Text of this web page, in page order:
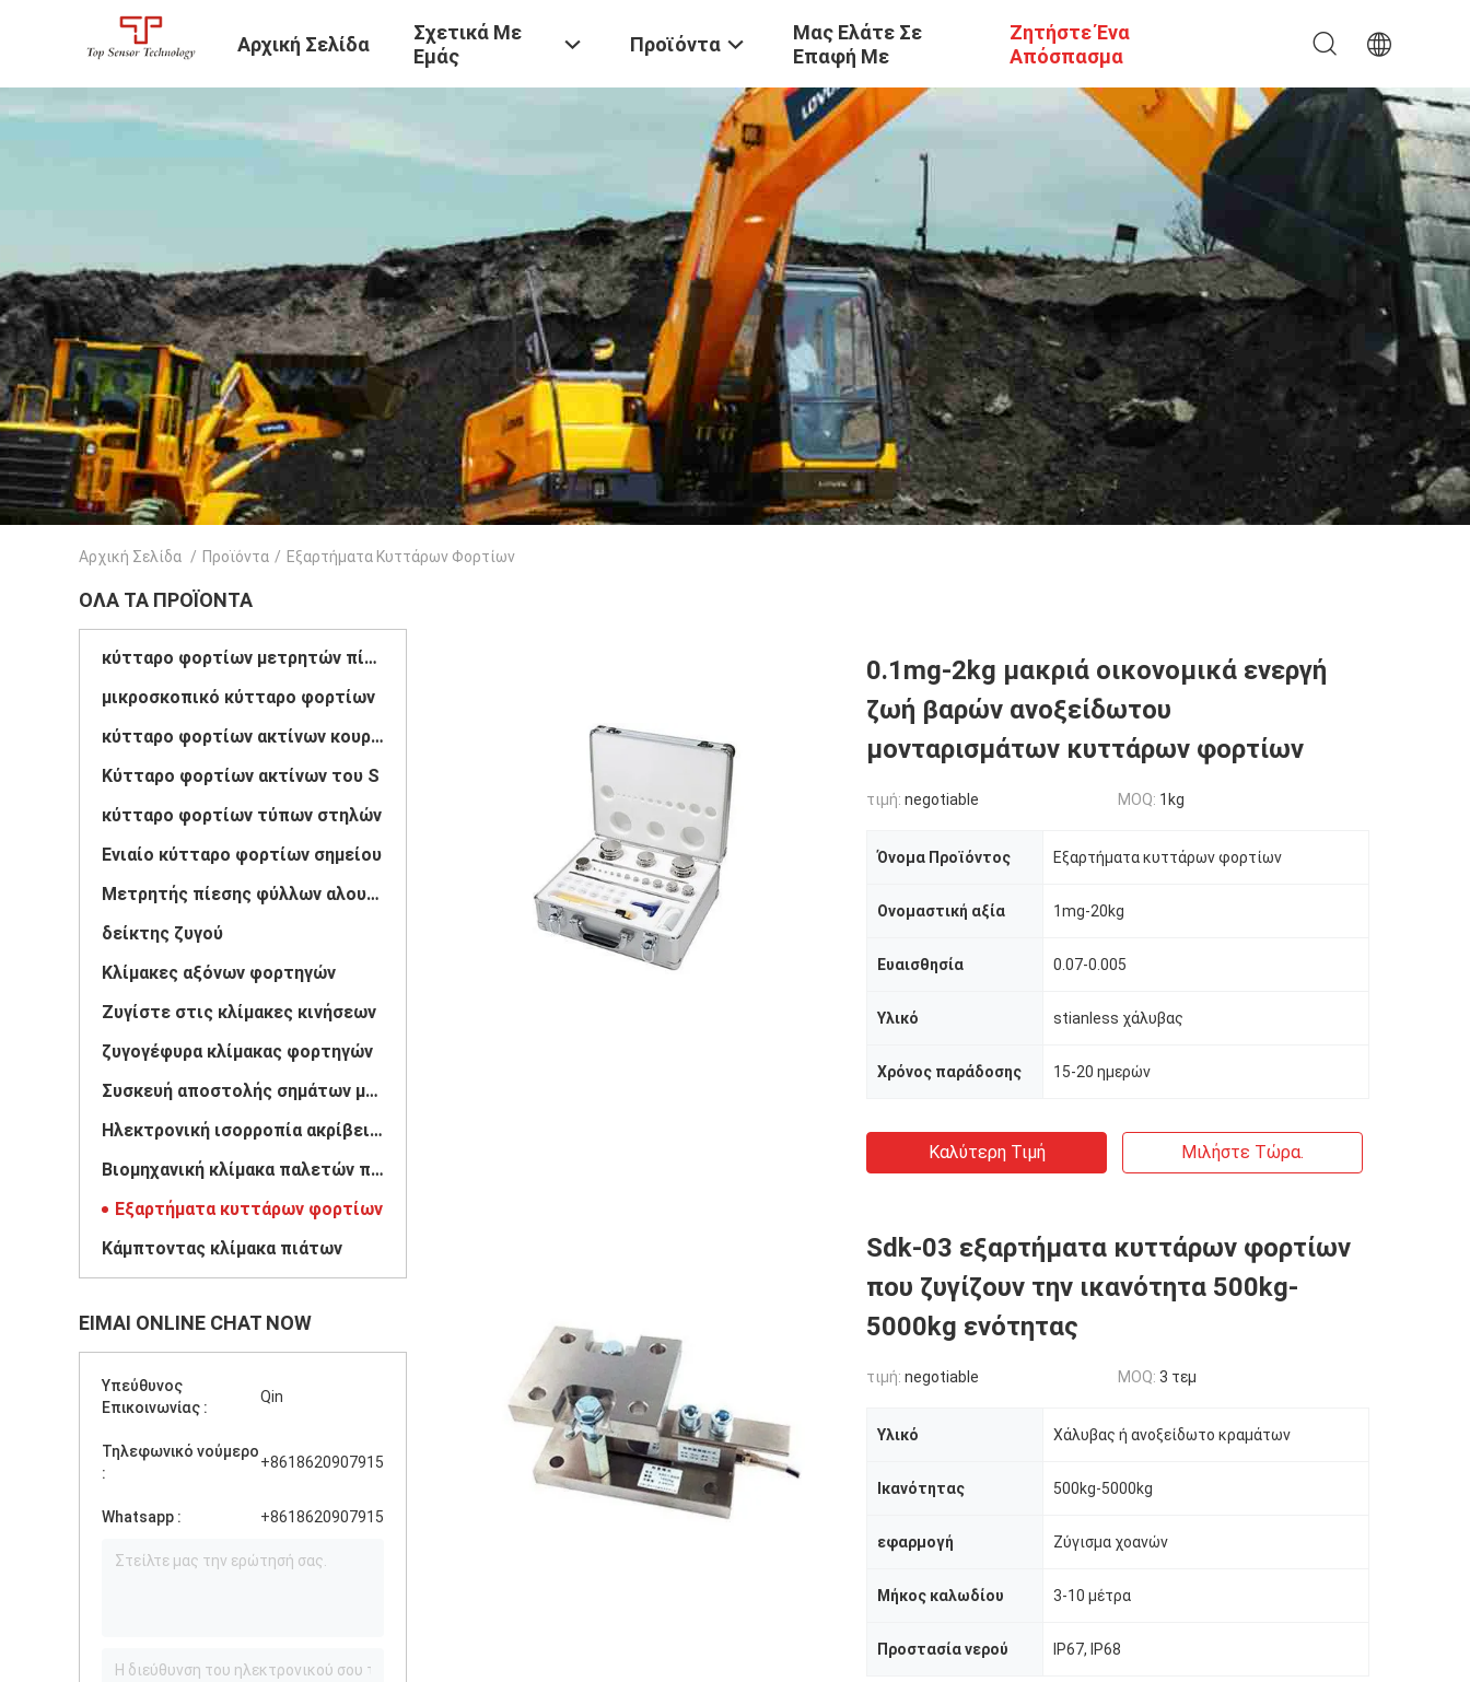
Αρχική Σελίδα
Σχετικά Με
Εμάς
Προϊόντα
Μας Ελάτε Σε
Επαφή Με
Ζητήστε Ένα
Απόσπασμα
Αρχική Σελίδα / Προϊόντα / Εξαρτήματα Κυττάρων Φορτίων
ΌΛΑ ΤΑ ΠΡΟΪΌΝΤΑ
κύτταρο φορτίων μετρητών πίεσης
μικροσκοπικό κύτταρο φορτίων
κύτταρο φορτίων ακτίνων κουράς
Κύτταρο φορτίων ακτίνων του S
κύτταρο φορτίων τύπων στηλών
Ενιαίο κύτταρο φορτίων σημείου
Μετρητής πίεσης φύλλων αλουμινίου
δείκτης ζυγού
Κλίμακες αξόνων φορτηγών
Ζυγίστε στις κλίμακες κινήσεων
ζυγογέφυρα κλίμακας φορτηγών
Συσκευή αποστολής σημάτων μετατροπέων πίεσης
Ηλεκτρονική ισορροπία ακρίβειας
Βιομηχανική κλίμακα παλετών πατωμάτων
Εξαρτήματα κυττάρων φορτίων
Κάμπτοντας κλίμακα πιάτων
ΕΊΜΑΙ ONLINE CHAT NOW
Υπεύθυνος
Επικοινωνίας :
Qin
Τηλεφωνικό νούμερο
:
+8618620907915
Whatsapp : +8618620907915
0.1mg-2kg μακριά οικονομικά ενεργή
ζωή βαρών ανοξείδωτου
μονταρισμάτων κυττάρων φορτίων
τιμή: negotiable MOQ: 1kg
Όνομα Προϊόντος Εξαρτήματα κυττάρων φορτίων
Ονομαστική αξία 1mg-20kg
Ευαισθησία 0.07-0.005
Υλικό stianless χάλυβας
Χρόνος παράδοσης 15-20 ημερών
Καλύτερη Τιμή Μιλήστε Τώρα.
Sdk-03 εξαρτήματα κυττάρων φορτίων
που ζυγίζουν την ικανότητα 500kg-
5000kg ενότητας
τιμή: negotiable MOQ: 3 τεμ
Υλικό Χάλυβας ή ανοξείδωτο κραμάτων
Ικανότητας 500kg-5000kg
εφαρμογή Ζύγισμα χοανών
Μήκος καλωδίου 3-10 μέτρα
Προστασία νερού IP67, IP68